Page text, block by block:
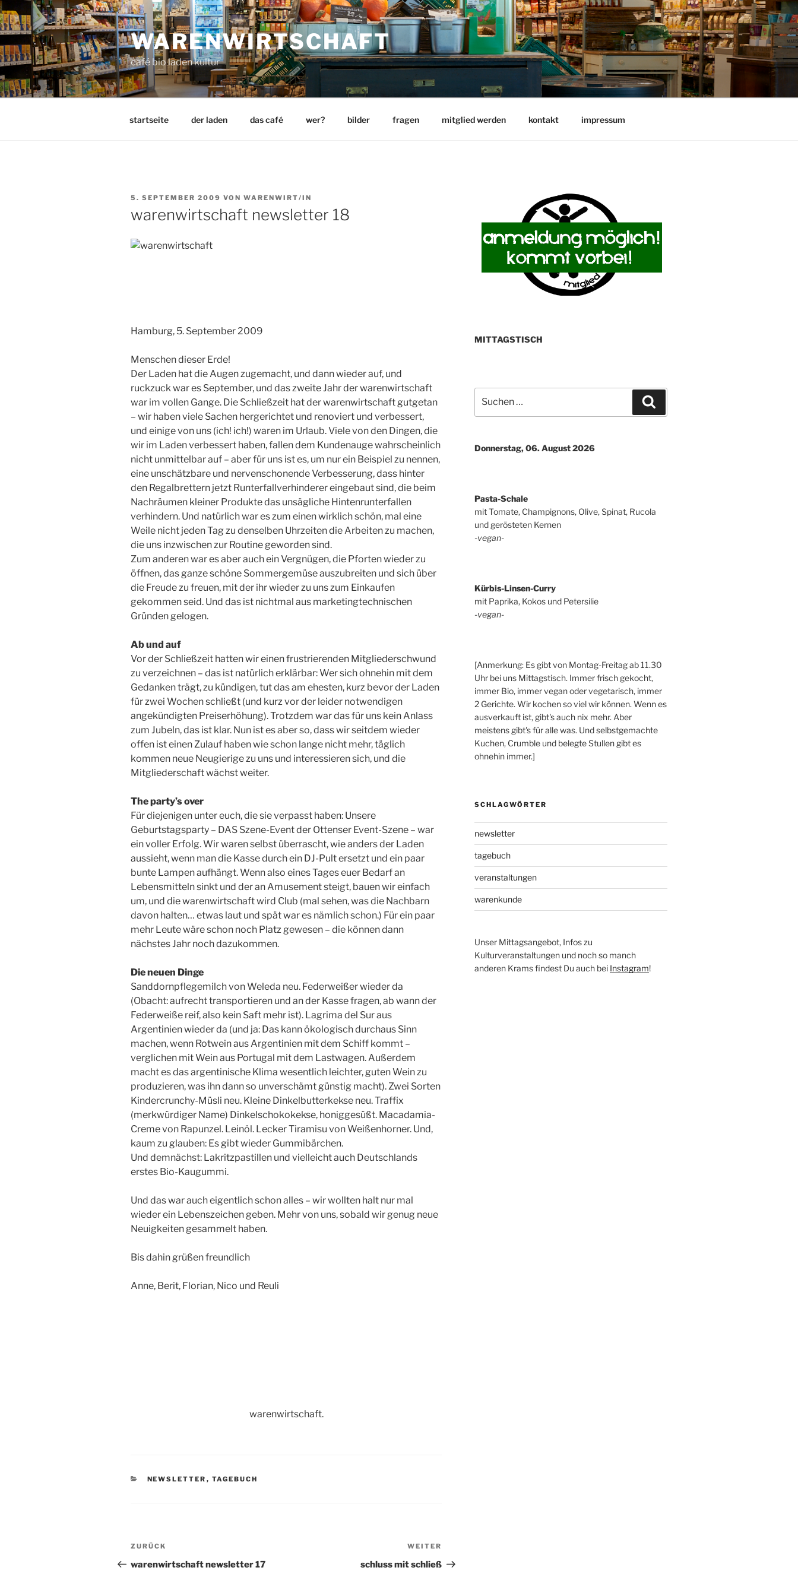
Zum
Inhalt
springen
WARENWIRTSCHAFT
café bio laden kultur
startseite der laden das café wer? bilder fragen mitglied werden kontakt impressum
VERÖFFENTLICHT
5. SEPTEMBER 2009 VON WARENWIRT/IN
warenwirtschaft newsletter 18
Hamburg, 5. September 2009
Menschen dieser Erde!
Der Laden hat die Augen zugemacht, und dann wieder auf, und
ruckzuck war es September, und das zweite Jahr der warenwirtschaft
war im vollen Gange. Die Schließzeit hat der warenwirtschaft gutgetan
– wir haben viele Sachen hergerichtet und renoviert und verbessert,
und einige von uns (ich! ich!) waren im Urlaub. Viele von den Dingen, die
wir im Laden verbessert haben, fallen dem Kundenauge wahrscheinlich
nicht unmittelbar auf – aber für uns ist es, um nur ein Beispiel zu nennen,
eine unschätzbare und nervenschonende Verbesserung, dass hinter
den Regalbrettern jetzt Runterfallverhinderer eingebaut sind, die beim
Nachräumen kleiner Produkte das unsägliche Hintenrunterfallen
verhindern. Und natürlich war es zum einen wirklich schön, mal eine
Weile nicht jeden Tag zu denselben Uhrzeiten die Arbeiten zu machen,
die uns inzwischen zur Routine geworden sind.
Zum anderen war es aber auch ein Vergnügen, die Pforten wieder zu
öffnen, das ganze schöne Sommergemüse auszubreiten und sich über
die Freude zu freuen, mit der ihr wieder zu uns zum Einkaufen
gekommen seid. Und das ist nichtmal aus marketingtechnischen
Gründen gelogen.
Ab und auf
Vor der Schließzeit hatten wir einen frustrierenden Mitgliederschwund
zu verzeichnen – das ist natürlich erklärbar: Wer sich ohnehin mit dem
Gedanken trägt, zu kündigen, tut das am ehesten, kurz bevor der Laden
für zwei Wochen schließt (und kurz vor der leider notwendigen
angekündigten Preiserhöhung). Trotzdem war das für uns kein Anlass
zum Jubeln, das ist klar. Nun ist es aber so, dass wir seitdem wieder
offen ist einen Zulauf haben wie schon lange nicht mehr, täglich
kommen neue Neugierige zu uns und interessieren sich, und die
Mitgliederschaft wächst weiter.
The party’s over
Für diejenigen unter euch, die sie verpasst haben: Unsere
Geburtstagsparty – DAS Szene-Event der Ottenser Event-Szene – war
ein voller Erfolg. Wir waren selbst überrascht, wie anders der Laden
aussieht, wenn man die Kasse durch ein DJ-Pult ersetzt und ein paar
bunte Lampen aufhängt. Wenn also eines Tages euer Bedarf an
Lebensmitteln sinkt und der an Amusement steigt, bauen wir einfach
um, und die warenwirtschaft wird Club (mal sehen, was die Nachbarn
davon halten… etwas laut und spät war es nämlich schon.) Für ein paar
mehr Leute wäre schon noch Platz gewesen – die können dann
nächstes Jahr noch dazukommen.
Die neuen Dinge
Sanddornpflegemilch von Weleda neu. Federweißer wieder da
(Obacht: aufrecht transportieren und an der Kasse fragen, ab wann der
Federweiße reif, also kein Saft mehr ist). Lagrima del Sur aus
Argentinien wieder da (und ja: Das kann ökologisch durchaus Sinn
machen, wenn Rotwein aus Argentinien mit dem Schiff kommt –
verglichen mit Wein aus Portugal mit dem Lastwagen. Außerdem
macht es das argentinische Klima wesentlich leichter, guten Wein zu
produzieren, was ihn dann so unverschämt günstig macht). Zwei Sorten
Kindercrunchy-Müsli neu. Kleine Dinkelbutterkekse neu. Traffix
(merkwürdiger Name) Dinkelschokokekse, honiggesüßt. Macadamia-
Creme von Rapunzel. Leinöl. Lecker Tiramisu von Weißenhorner. Und,
kaum zu glauben: Es gibt wieder Gummibärchen.
Und demnächst: Lakritzpastillen und vielleicht auch Deutschlands
erstes Bio-Kaugummi.
Und das war auch eigentlich schon alles – wir wollten halt nur mal
wieder ein Lebenszeichen geben. Mehr von uns, sobald wir genug neue
Neuigkeiten gesammelt haben.
Bis dahin grüßen freundlich
Anne, Berit, Florian, Nico und Reuli
warenwirtschaft.
KATEGORIEN
NEWSLETTER , TAGEBUCH
Beitragsnavigation
Vorheriger
Beitrag
ZURÜCK
warenwirtschaft newsletter 17
Beitrag
WEITER
schluss mit schließ
MITTAGSTISCH
nach:
Donnerstag, 06. August 2026
Pasta-Schale
mit Tomate, Champignons, Olive, Spinat, Rucola
und gerösteten Kernen
-vegan-
Kürbis-Linsen-Curry
mit Paprika, Kokos und Petersilie
-vegan-
[Anmerkung: Es gibt von Montag-Freitag ab 11.30
Uhr bei uns Mittagstisch. Immer frisch gekocht,
immer Bio, immer vegan oder vegetarisch, immer
2 Gerichte. Wir kochen so viel wir können. Wenn es
ausverkauft ist, gibt's auch nix mehr. Aber
meistens gibt's für alle was. Und selbstgemachte
Kuchen, Crumble und belegte Stullen gibt es
ohnehin immer.]
SCHLAGWÖRTER
newsletter
tagebuch
veranstaltungen
warenkunde
Unser Mittagsangebot, Infos zu
Kulturveranstaltungen und noch so manch
anderen Krams findest Du auch bei Instagram!